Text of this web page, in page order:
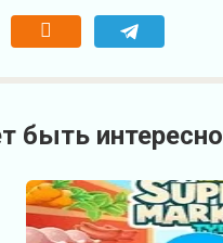
быть интересно